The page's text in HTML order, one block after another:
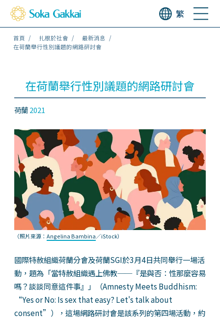
繁
首頁 扎根於社會
最新消息
在荷蘭舉行性別議題的網路研討會
在荷蘭舉行性別議題的網路研討會
荷蘭2021
（照片來源： Angelina Bambina／iStock）
國際特赦組織荷蘭分會及荷蘭SGI於3月4日共同舉行一場活
動，題為「當特赦組織遇上佛教──『是與否：性那麼容易
嗎？談談同意這件事』」（Amnesty Meets Buddhism:
“Yes or No: Is sex that easy? Let's talk about
consent”），這場網路研討會是該系列的第四場活動，約